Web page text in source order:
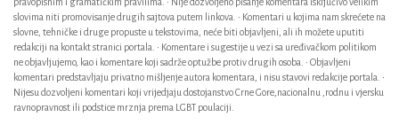
slovima niti promovisanje drugih sajtova putem linkova. • Komentari u kojima nam skrećete na
slovne, tehničke i druge propuste u tekstovima, neće biti objavljeni, ali ih možete uputiti
redakciji na kontakt stranici portala. • Komentare i sugestije u vezi sa uređivačkom politikom
ne objavljujemo, kao i komentare koji sadrže optužbe protiv drugih osoba. • Objavljeni
komentari predstavljaju privatno mišljenje autora komentara, i nisu stavovi redakcije portala. •
Nijesu dozvoljeni komentari koji vrijedjaju dostojanstvo Crne Gore,nacionalnu ,rodnu i vjersku
ravnopravnost ili podstice mrznja prema LGBT poulaciji.